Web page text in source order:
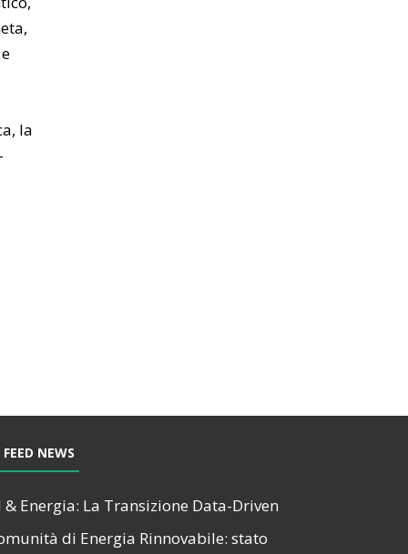
la
FEED NEWS
& Energia: La Transizione Data-Driven
di Energia Rinnovabile: stato